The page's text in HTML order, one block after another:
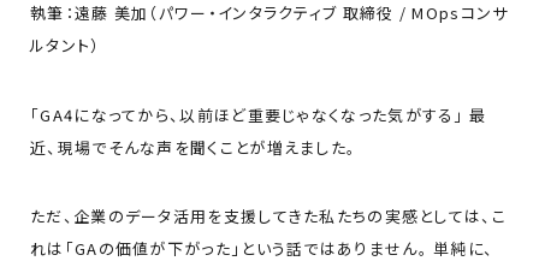
執筆：遠藤 美加（パワー・インタラクティブ 取締役 / MOpsコンサ
ルタント）
「GA4になってから、以前ほど重要じゃなくなった気がする」 最
近、現場でそんな声を聞くことが増えました。
ただ、企業のデータ活用を支援してきた私たちの実感としては、こ
れは「GAの価値が下がった」という話ではありません。 単純に、